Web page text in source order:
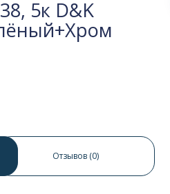
5к D&K
отзыв
Отзывов (0)